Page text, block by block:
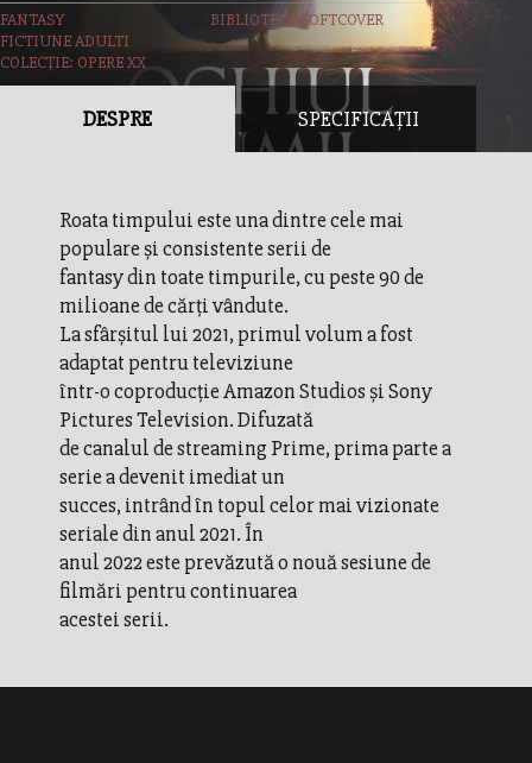
FANTASY
BIBLIOTECA SOFTCOVER
FICTIUNE ADULTI
COLECȚIE: OPERE XX
DESPRE SPECIFICAȚII
Roata timpului este una dintre cele mai
populare și consistente serii de
fantasy din toate timpurile, cu peste 90 de
milioane de cărți vândute.
La sfârșitul lui 2021, primul volum a fost
adaptat pentru televiziune
într-o coproducție Amazon Studios și Sony
Pictures Television. Difuzată
de canalul de streaming Prime, prima parte a
serie a devenit imediat un
succes, intrând în topul celor mai vizionate
seriale din anul 2021. În
anul 2022 este prevăzută o nouă sesiune de
filmări pentru continuarea
acestei serii.